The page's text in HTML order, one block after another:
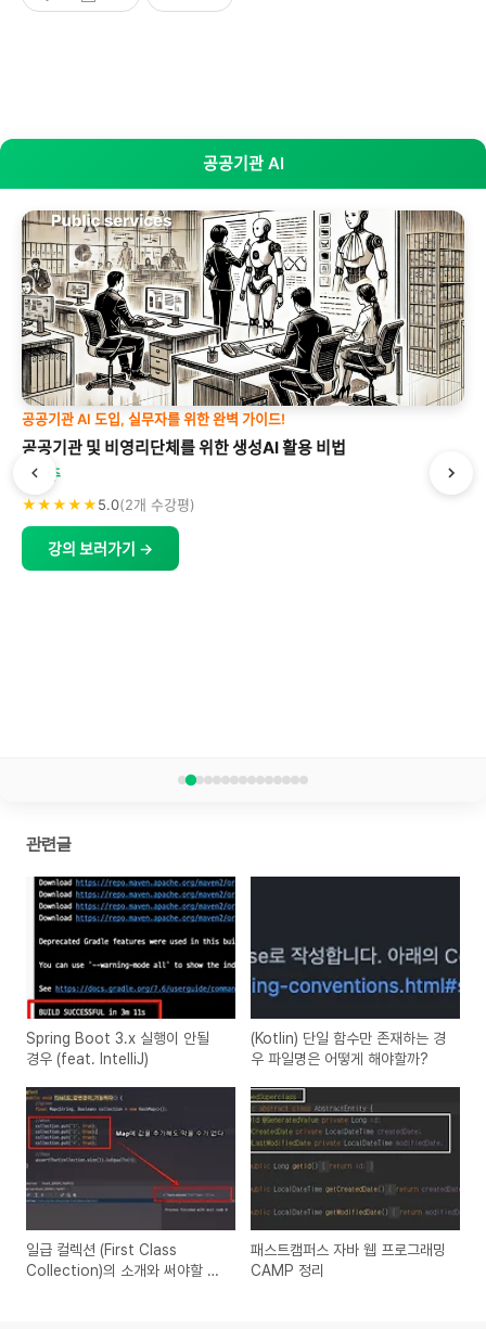
공공기관 AI
공공기관 AI 도입, 실무자를 위한 완벽 가이드!
공공기관 및 비영리단체를 위한 생성AI 활용 비법
박형주
★★★★★5.0(2개 수강평)
강의 보러가기 →
관련글
Spring Boot 3.x 실행이 안될
경우 (feat. IntelliJ)
(Kotlin) 단일 함수만 존재하는 경
우 파일명은 어떻게 해야할까?
일급 컬렉션 (First Class
Collection)의 소개와 써야할 이
패스트캠퍼스 자바 웹 프로그래밍
CAMP 정리